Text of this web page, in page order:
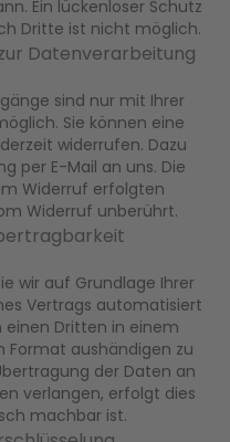
Ein lückenloser Schutz
Dritte ist nicht möglich.
Datenverarbeitung
sind nur mit Ihrer
Sie können eine
widerrufen. Dazu
per E-Mail an uns. Die
Widerruf erfolgten
Widerruf unberührt.
wir auf Grundlage Ihrer
Vertrags automatisiert
Dritten in einem
Format aushändigen zu
der Daten an
verlangen, erfolgt dies
machbar ist.